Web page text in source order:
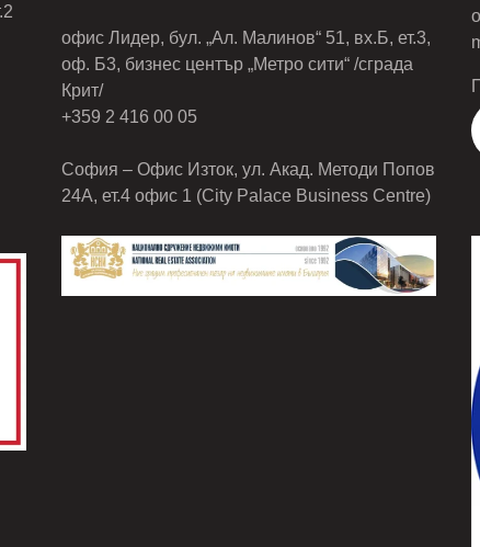
офис Лидер, бул. „Ал. Малинов“ 51, вх.Б, ет.3,
оф. Б3, бизнес център „Метро сити“ /сграда
Крит/
+359 2 416 00 05
София – Офис Изток, ул. Акад. Методи Попов
24А, ет.4 офис 1 (City Palace Business Centre)